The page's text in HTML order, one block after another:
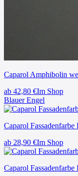
Caparol Amphibolin
ab 42,80 €Im Shop
Blauer Engel
Caparol
ab 28,90 €Im Shop
Caparol